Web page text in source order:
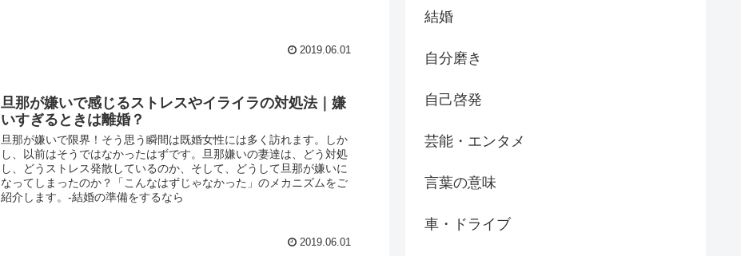
2019.06.01
旦那が嫌いで感じるストレスやイライラの対処法｜嫌
いすぎるときは離婚？
旦那が嫌いで限界！そう思う瞬間は既婚女性には多く訪れます。しか
し、以前はそうではなかったはずです。旦那嫌いの妻達は、どう対処
し、どうストレス発散しているのか、そして、どうして旦那が嫌いに
なってしまったのか？「こんなはずじゃなかった」のメカニズムをご
紹介します。-結婚の準備をするなら
2019.06.01
結婚
自分磨き
自己啓発
芸能・エンタメ
言葉の意味
車・ドライブ